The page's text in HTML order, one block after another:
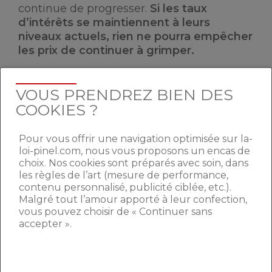
continue de progresser. Si les taux
d’intérêts se maintiennent à leurs
niveaux actuels, rien ne pourra empêcher
les prix de continuer à grimper.
En savoir plus sur les prix de l’immobilier
Augmentation des prix de l’immobilier
en France ?
Chute des prix de l’immobilier : -2,7%
pour 2015
Chute des prix des résidences
secondaires
La réputation des établissements
VOUS PRENDREZ BIEN DES
COOKIES ?
Pour vous offrir une navigation optimisée sur la-
loi-pinel.com, nous vous proposons un encas de
choix. Nos cookies sont préparés avec soin, dans
les règles de l’art (mesure de performance,
contenu personnalisé, publicité ciblée, etc.).
Malgré tout l’amour apporté à leur confection,
vous pouvez choisir de « Continuer sans
accepter ».